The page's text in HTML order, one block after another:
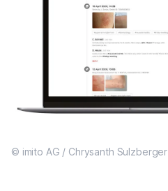
© imito AG / Chrysanth Sulzberger